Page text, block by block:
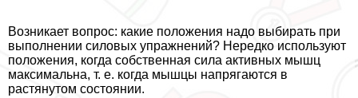
Возникает вопрос: какие положения надо выбирать при
выполнении силовых упражнений? Нередко используют
положения, когда собственная сила активных мышц
максимальна, т. е. когда мышцы напрягаются в
растянутом состоянии.